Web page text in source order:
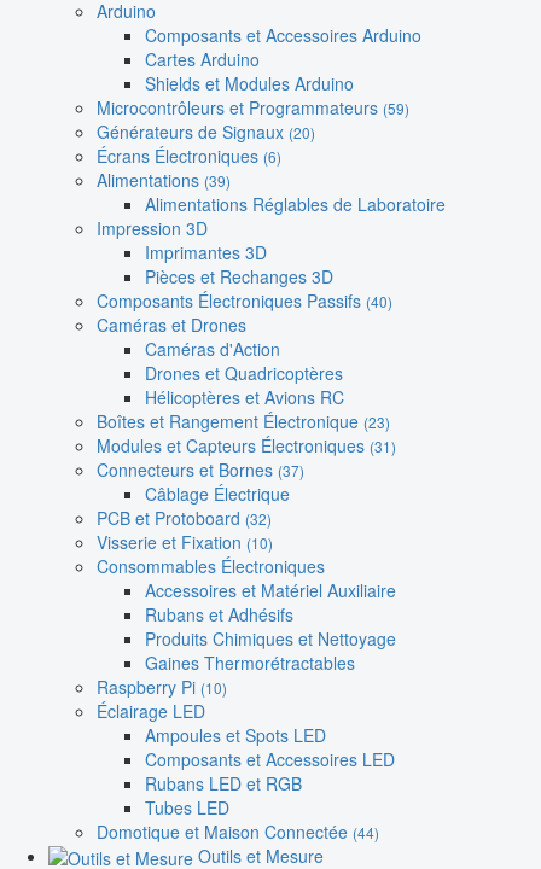
Arduino
Composants et Accessoires Arduino
Cartes Arduino
Shields et Modules Arduino
Microcontrôleurs et Programmateurs (59)
Générateurs de Signaux (20)
Écrans Électroniques (6)
Alimentations (39)
Alimentations Réglables de Laboratoire
Impression 3D
Imprimantes 3D
Pièces et Rechanges 3D
Composants Électroniques Passifs (40)
Caméras et Drones
Caméras d'Action
Drones et Quadricoptères
Hélicoptères et Avions RC
Boîtes et Rangement Électronique (23)
Modules et Capteurs Électroniques (31)
Connecteurs et Bornes (37)
Câblage Électrique
PCB et Protoboard (32)
Visserie et Fixation (10)
Consommables Électroniques
Accessoires et Matériel Auxiliaire
Rubans et Adhésifs
Produits Chimiques et Nettoyage
Gaines Thermorétractables
Raspberry Pi (10)
Éclairage LED
Ampoules et Spots LED
Composants et Accessoires LED
Rubans LED et RGB
Tubes LED
Domotique et Maison Connectée (44)
Outils et Mesure